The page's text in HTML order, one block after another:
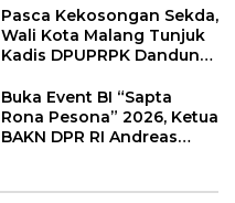
Prioritas
Pasca Kekosongan Sekda,
Wali Kota Malang Tunjuk
Kadis DPUPRPK Dandung
Pelaksana Harian (Plh)
Sekda
Buka Event BI “Sapta
Rona Pesona” 2026, Ketua
BAKN DPR RI Andreas